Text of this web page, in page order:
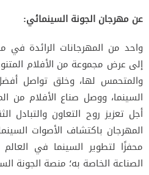
عن مهرجان الجونة السينمائي:
واحد من المهرجانات الرائدة
إلى عرض مجموعة من الأفلام
والمتحمس لها، وخلق تواصل
السينما، ووصل صناع الأفلام من
أجل تعزيز روح التعاون والتبادل
المهرجان باكتشاف الأصوات
محفزًا لتطوير السينما في
الصناعة الخاصة به؛ منصة الجونة